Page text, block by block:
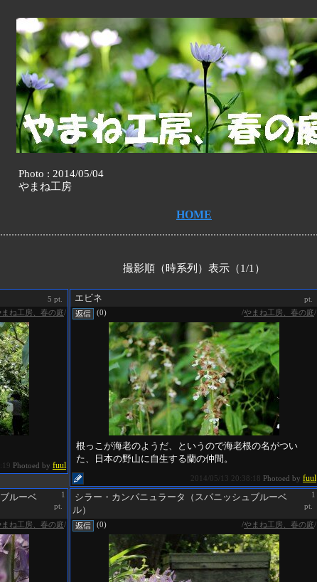
Photo : 2014/05/04
やまね工房
HOME
撮影順（時系列）表示（1/1）
5 pt.
まね工房、春の庭/
Photoed by fuul
エビネ
pt.
(0)
/やまね工房、春の庭/
根っこが海老のようだ、というので海老根の名がつい
た、日本の野山に自生する蘭の仲間。
2014/05/13 20:38:18 Photoed by fuul
ルーベ
1
pt.
まね工房、春の庭/
シラー・カンパニュラータ（スパニッシュブルーベ
ル）
1
pt.
(0) /やまね工房、春の庭/